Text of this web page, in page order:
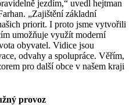
jezdím,“ uvedl hejtman
„Zajištění základní
priorit. I proto jsme vytvořili
umožňuje využít moderní
obyvatel. Vidice jsou
odvahy a spolupráce. Věřím,
pro další obce v našem kraji
provoz